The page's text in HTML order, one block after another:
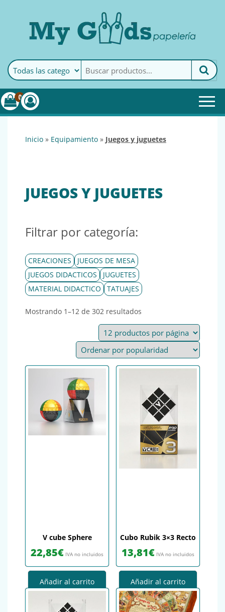
MyGoods · PapeleríaMy Goods es tu papelería
online de confianza. Podrás
encontrar todo lo necesario
0
inicio » equipamiento » juegos y juguetes
JUEGOS Y JUGUETES
Filtrar por categoría:
CREACIONES
JUEGOS DE MESA
JUEGOS DIDACTICOS
JUGUETES
MATERIAL DIDACTICO
TATUAJES
Mostrando 1–12 de 302 resultados
V cube Sphere
22,85€ IVA no incluidos
Añadir al carrito
Cubo Rubik 3×3 Recto
13,81€ IVA no incluidos
Añadir al carrito